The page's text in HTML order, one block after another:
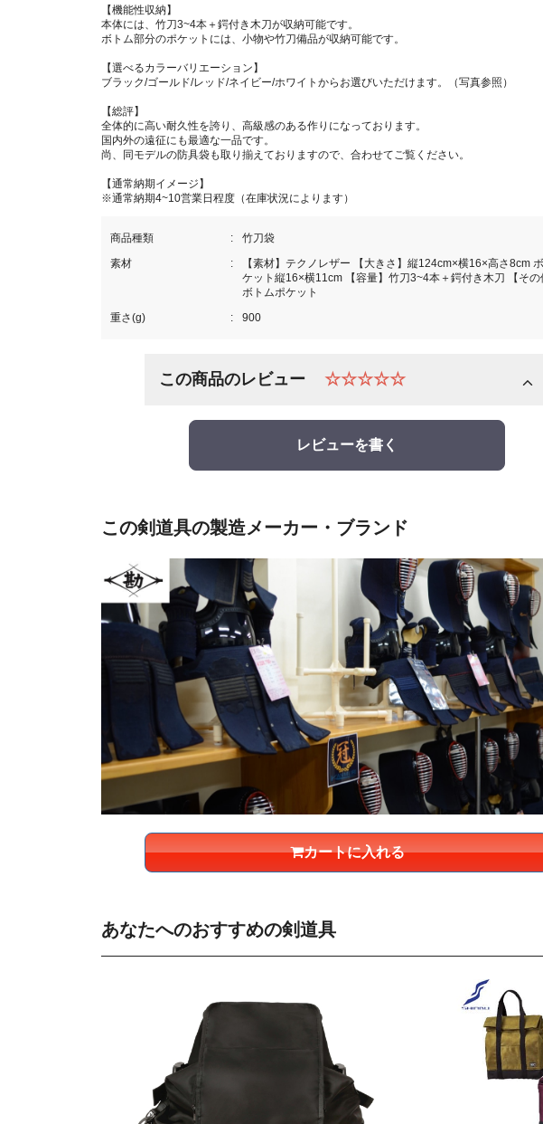
【機能性収納】
本体には、竹刀3~4本＋鍔付き木刀が収納可能です。
ボトム部分のポケットには、小物や竹刀備品が収納可能です。
【選べるカラーバリエーション】
ブラック/ゴールド/レッド/ネイビー/ホワイトからお選びいただけます。（写真参照）
【総評】
全体的に高い耐久性を誇り、高級感のある作りになっております。
国内外の遠征にも最適な一品です。
尚、同モデルの防具袋も取り揃えておりますので、合わせてご覧ください。
【通常納期イメージ】
※通常納期4~10営業日程度（在庫状況によります）
商品種類
竹刀袋
素材
【素材】テクノレザー 【大きさ】縦124cm×横16×高さ8cm
ケット縦16×横11cm 【容量】竹刀3~4本＋鍔付き木刀 【その
ボトムポケット
重さ(g)
900
この商品のレビュー ☆☆☆☆☆
レビューを書く
この剣道具の製造メーカー・ブランド
カートに入れる
あなたへのおすすめの剣道具